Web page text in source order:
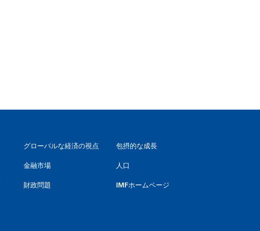
グローバルな経済の視点
金融市場
財政問題
包摂的な成長
人口
IMFホームページ